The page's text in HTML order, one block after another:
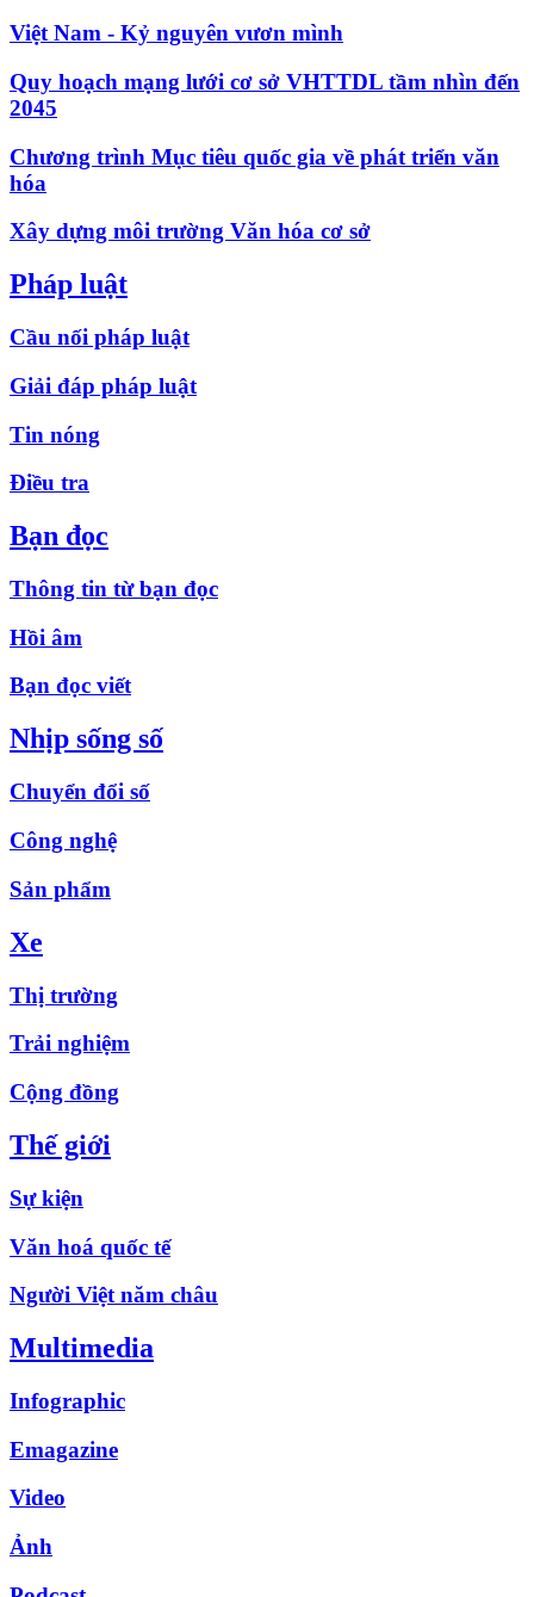
Việt Nam - Kỷ nguyên vươn mình
Quy hoạch mạng lưới cơ sở VHTTDL tầm nhìn đến
2045
Chương trình Mục tiêu quốc gia về phát triển văn
hóa
Xây dựng môi trường Văn hóa cơ sở
Pháp luật
Cầu nối pháp luật
Giải đáp pháp luật
Tin nóng
Điều tra
Bạn đọc
Thông tin từ bạn đọc
Hồi âm
Bạn đọc viết
Nhịp sống số
Chuyển đổi số
Công nghệ
Sản phẩm
Xe
Thị trường
Trải nghiệm
Cộng đồng
Thế giới
Sự kiện
Văn hoá quốc tế
Người Việt năm châu
Multimedia
Infographic
Emagazine
Video
Ảnh